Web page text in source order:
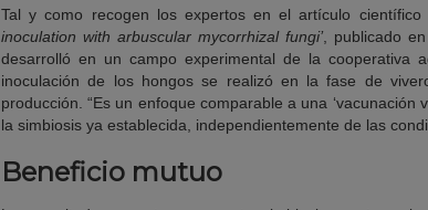
Tal y como recogen los expertos en el artículo científico
inoculation with arbuscular mycorrhizal fungi’ , publicado
desarrolló en un campo experimental de la cooperativa
inoculación de los hongos se realizó en la fase de
producción. “Es un enfoque comparable a una
la simbiosis ya establecida, independientemente de las
Beneficio mutuo